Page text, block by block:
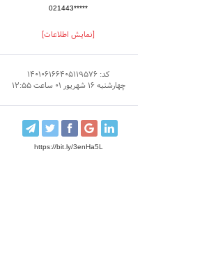
021443*****
[نمایش اطلاعات]
کد: 140106166405119576
چهارشنبه 16 شهریور 01 ساعت 12:55
https://bit.ly/3enHa5L